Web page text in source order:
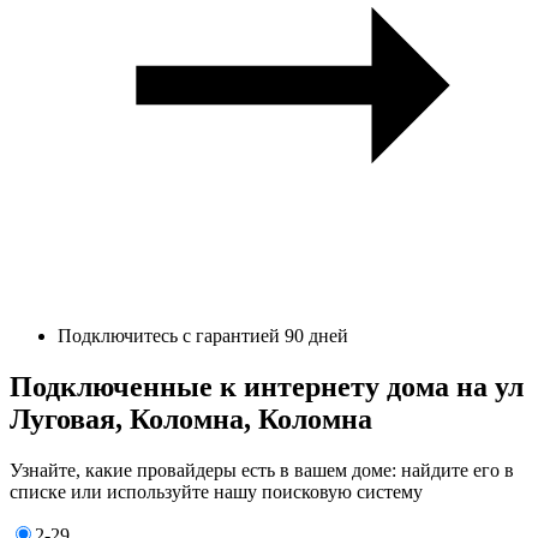
Подключитесь с гарантией 90 дней
Подключенные к интернету дома на ул
Луговая, Коломна, Коломна
Узнайте, какие провайдеры есть в вашем доме: найдите его в
списке или используйте нашу поисковую систему